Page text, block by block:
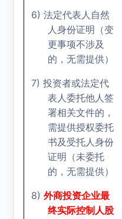
6) 法定代表人自然
人身份证明（变
更事项不涉及
的，无需提供）
7) 投资者或法定代
表人委托他人签
署相关文件的，
需提供授权委托
书及受托人身份
证明（未委托
的，无需提供）
8) 外商投资企业最
终实际控制人股